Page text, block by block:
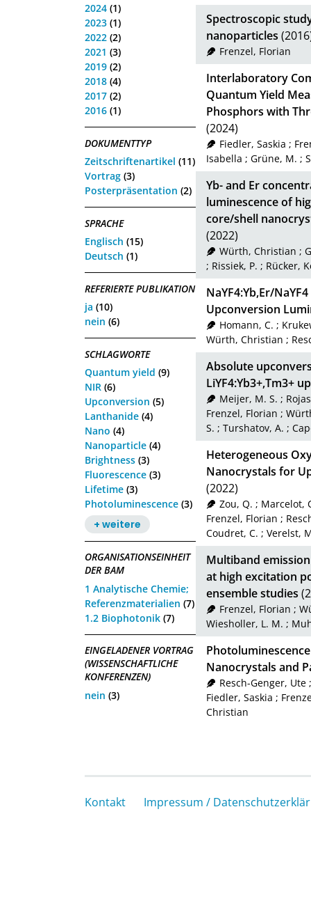
2024 (1)
2023 (1)
2022 (2)
2021 (3)
2019 (2)
2018 (4)
2017 (2)
2016 (1)
DOKUMENTTYP
Zeitschriftenartikel (11)
Vortrag (3)
Posterpräsentation (2)
SPRACHE
Englisch (15)
Deutsch (1)
REFERIERTE PUBLIKATION
ja (10)
nein (6)
SCHLAGWORTE
Quantum yield (9)
NIR (6)
Upconversion (5)
Lanthanide (4)
Nano (4)
Nanoparticle (4)
Brightness (3)
Fluorescence (3)
Lifetime (3)
Photoluminescence (3)
+ weitere
ORGANISATIONSEINHEIT
DER BAM
1 Analytische Chemie;
Referenzmaterialien (7)
1.2 Biophotonik (7)
EINGELADENER VORTRAG
(WISSENSCHAFTLICHE
KONFERENZEN)
nein (3)
Spectroscopic
nanoparticles
Frenzel, Florian
Interlaboratory
Quantum Yield
Phosphors with
(2024)
Fiedler, Saskia ;
Isabella ; Grüne, M. ;
Yb- and Er
luminescence of
core/shell
(2022)
Würth, Christian ;
; Rissiek, P. ; Rücker,
NaYF4:Yb,Er/
Upconversion
Homann, C. ;
Würth, Christian ;
Absolute
LiYF4:Yb3+,Tm3+
Meijer, M. S. ;
Frenzel, Florian ;
S. ; Turshatov, A. ;
Heterogeneous
Nanocrystals for
(2022)
Zou, Q. ; Marcelot,
Frenzel, Florian ;
Coudret, C. ; Verelst,
Multiband
at high excitation
ensemble studies
Frenzel, Florian ;
Wiesholler, L. M. ;
Nanocrystals and
Resch-Genger, Ute
Fiedler, Saskia ;
Christian
Kontakt Impressum /